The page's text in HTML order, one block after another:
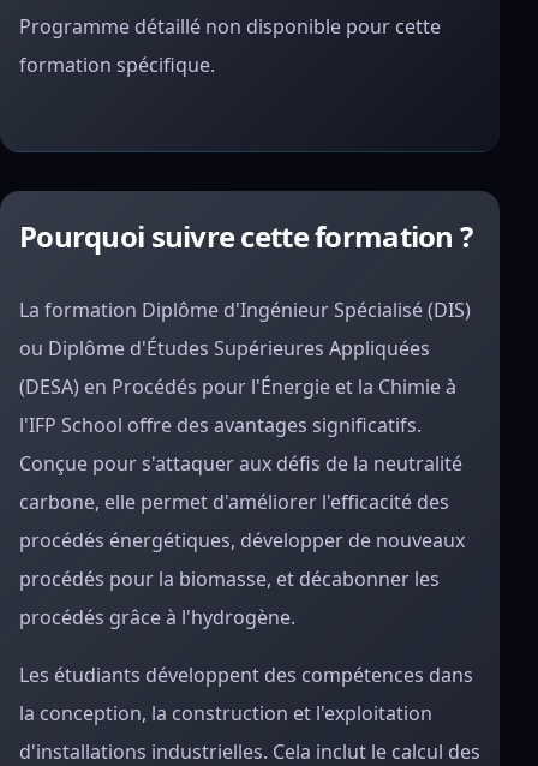
Programme détaillé non disponible pour cette
formation spécifique.
Pourquoi suivre cette formation ?
La formation Diplôme d'Ingénieur Spécialisé (DIS)
ou Diplôme d'Études Supérieures Appliquées
(DESA) en Procédés pour l'Énergie et la Chimie à
l'IFP School offre des avantages significatifs.
Conçue pour s'attaquer aux défis de la neutralité
carbone, elle permet d'améliorer l'efficacité des
procédés énergétiques, développer de nouveaux
procédés pour la biomasse, et décabonner les
procédés grâce à l'hydrogène.
Les étudiants développent des compétences dans
la conception, la construction et l'exploitation
d'installations industrielles. Cela inclut le calcul des